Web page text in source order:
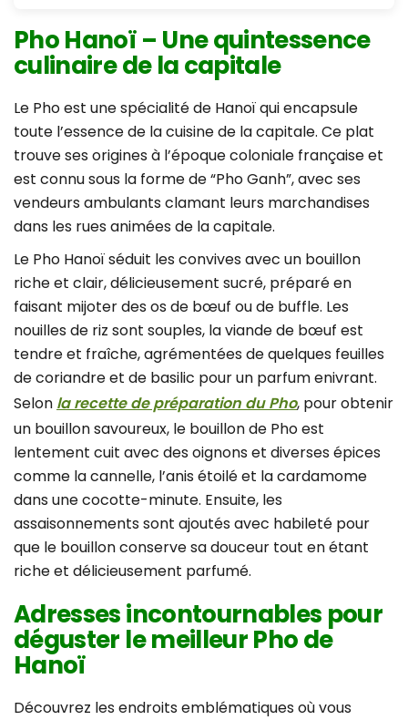
Pho Hanoï – Une quintessence
culinaire de la capitale
Le Pho est une spécialité de Hanoï qui encapsule
toute l’essence de la cuisine de la capitale. Ce plat
trouve ses origines à l’époque coloniale française et
est connu sous la forme de “Pho Ganh”, avec ses
vendeurs ambulants clamant leurs marchandises
dans les rues animées de la capitale.
Le Pho Hanoï séduit les convives avec un bouillon
riche et clair, délicieusement sucré, préparé en
faisant mijoter des os de bœuf ou de buffle. Les
nouilles de riz sont souples, la viande de bœuf est
tendre et fraîche, agrémentées de quelques feuilles
de coriandre et de basilic pour un parfum enivrant.
Selon la recette de préparation du Pho, pour obtenir
un bouillon savoureux, le bouillon de Pho est
lentement cuit avec des oignons et diverses épices
comme la cannelle, l’anis étoilé et la cardamome
dans une cocotte-minute. Ensuite, les
assaisonnements sont ajoutés avec habileté pour
que le bouillon conserve sa douceur tout en étant
riche et délicieusement parfumé.
Adresses incontournables pour
déguster le meilleur Pho de
Hanoï
Découvrez les endroits emblématiques où vous